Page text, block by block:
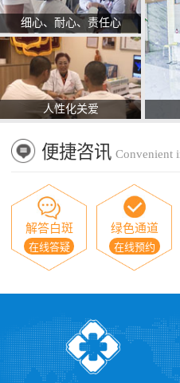
细心、耐心、责任心
人性化关爱
便捷咨讯 Convenient
解答白斑
在线答疑
绿色通道
在线预约